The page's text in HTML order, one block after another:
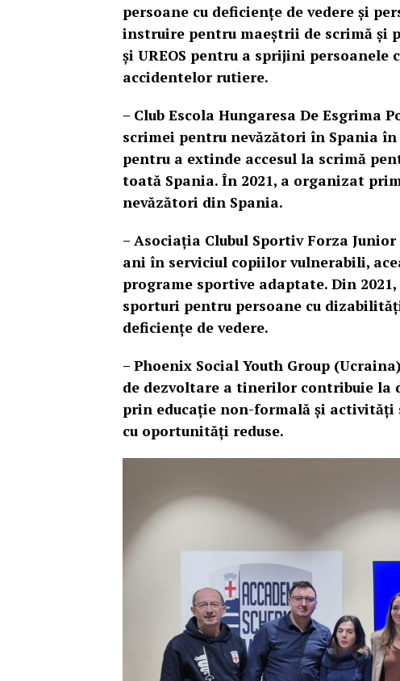
persoane cu deficiențe de vedere și
instruire pentru maeștrii de scrimă și
și UREOS pentru a sprijini persoanele
accidentelor rutiere.
– Club Escola Hungaresa De Esgrima
scrimei pentru nevăzători în Spania
pentru a extinde accesul la scrimă
toată Spania. În 2021, a organizat
nevăzători din Spania.
– Asociația Clubul Sportiv Forza
ani în serviciul copiilor vulnerabili,
programe sportive adaptate. Din
sporturi pentru persoane cu
deficiențe de vedere.
– Phoenix Social Youth Group
de dezvoltare a tinerilor contribuie la
prin educație non-formală și activități
cu oportunități reduse.